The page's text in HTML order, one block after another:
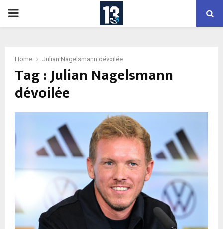
PRIMARY
Home Julian Nagelsmann dévoilée
Tag : Julian Nagelsmann
dévoilée